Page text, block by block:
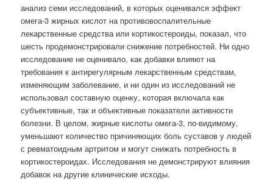
анализ семи исследований, в которых оценивался эффект
омега-3 жирных кислот на противовоспалительные
лекарственные средства или кортикостероиды, показал, что
шесть продемонстрировали снижение потребностей. Ни одно
исследование не оценивало, как добавки влияют на
требования к антирегулярным лекарственным средствам,
изменяющим заболевание, и ни один из исследований не
использовал составную оценку, которая включала как
субъективные, так и объективные показатели активности
болезни. В целом, жирные кислоты омега-3, по-видимому,
уменьшают количество причиняющих боль суставов у людей
с ревматоидным артритом и могут снижать потребность в
кортикостероидах. Исследования не демонстрируют влияния
добавок на другие клинические исходы.